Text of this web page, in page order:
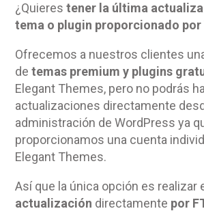
¿Quieres tener la última
tema o plugin proporcionado por
Ofrecemos a nuestros clientes
de temas premium y plugins
Elegant Themes, pero no podrás
actualizaciones directamente
administración de WordPress ya
proporcionamos una cuenta
Elegant Themes.
Así que la única opción es realizar
actualización directamente por